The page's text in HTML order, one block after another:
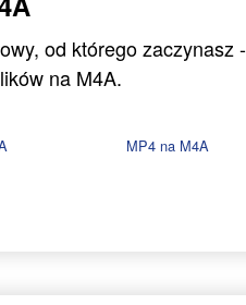
od którego zaczynasz
na M4A.
MP4 na M4A